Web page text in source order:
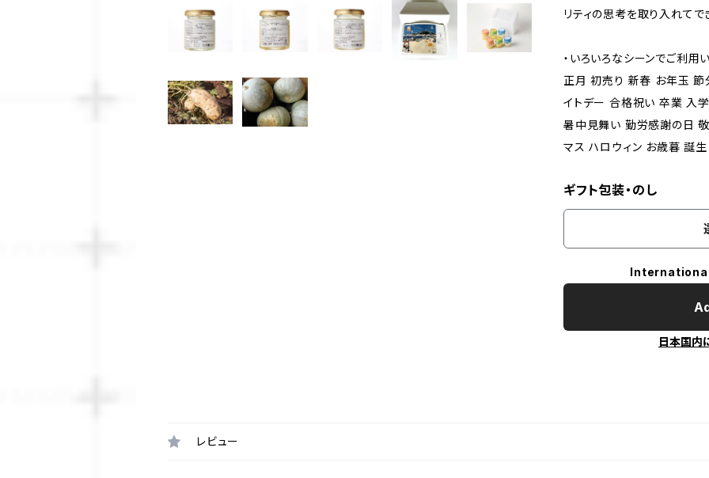
リティの思考を取り入れてで
・いろいろなシーンでご利用
正月 初売り 新春 お年玉 節
イトデー 合格祝い 卒業 入
暑中見舞い 勤労感謝の日
マス ハロウィン お歳暮 誕
ギフト包装・のし
日本国内
レビュー